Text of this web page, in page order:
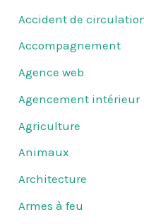
Accident de
Accompagnement
Agence web
Agencement intérieur
Agriculture
Animaux
Architecture
Armes à feu